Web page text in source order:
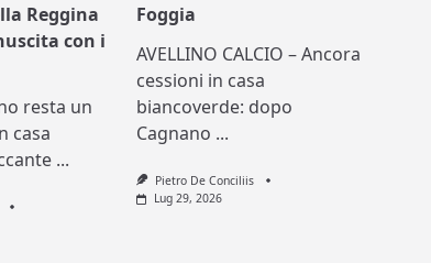
Reggina
con i
resta un
casa
...
Foggia
AVELLINO CALCIO – Ancora
cessioni in casa
biancoverde: dopo
Cagnano ...
Pietro De Conciliis
Lug 29, 2026